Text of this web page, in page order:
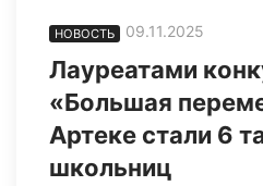
НОВОСТЬ 09.11.2025
Лауреатами
«Большая
Артеке стали 6
школьниц